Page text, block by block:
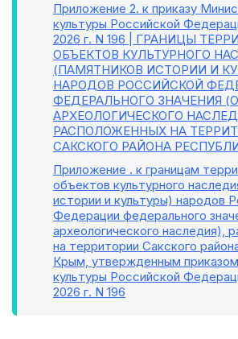
Приложение 2. к приказу
культуры Российской
2026 г. N 196 | ГРАНИЦЫ
ОБЪЕКТОВ КУЛЬТУРНОГО
(ПАМЯТНИКОВ ИСТОРИИ И
НАРОДОВ РОССИЙСКОЙ
ФЕДЕРАЛЬНОГО ЗНАЧЕНИЯ
АРХЕОЛОГИЧЕСКОГО
РАСПОЛОЖЕННЫХ НА
САКСКОГО РАЙОНА
Приложение . к границам
объектов культурного
истории и культуры) народов
Федерации федерального
археологического наследия),
на территории Сакского
Крым, утвержденным
культуры Российской
2026 г. N 196